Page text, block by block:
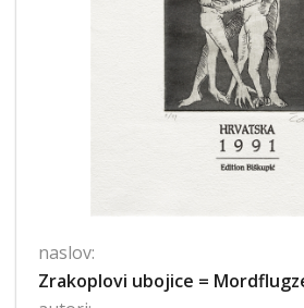
naslov:
Zrakoplovi ubojice =